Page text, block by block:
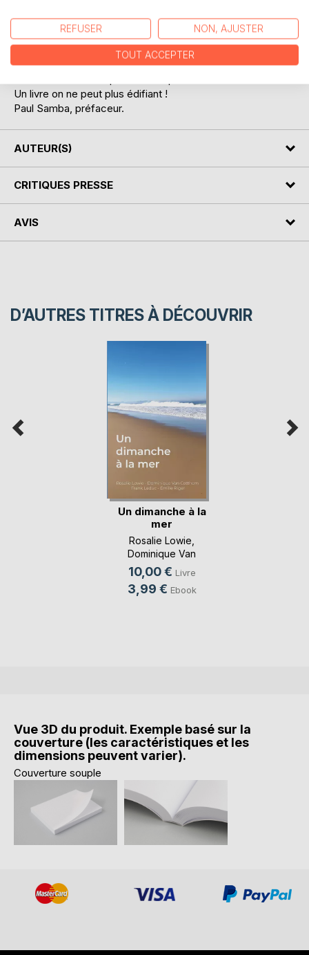
Kabalisa.
A travers l’itinéraire de cet enfant peu gâté et extrêmement
courageux, l’auteur nous amène progressivement à cette
conclusion : vivre dans une société post-génocidaire, c’est
Un livre on ne peut plus édifiant !
Paul Samba, préfaceur.
AUTEUR(S)
CRITIQUES PRESSE
AVIS
D’AUTRES TITRES À DÉCOUVRIR
Un dimanche à la
mer
Rosalie Lowie
Dominique Van
Cotthem
10,00 € Livre
3,99 € Ebook
Vue 3D du produit. Exemple basé sur la
couverture (les caractéristiques et les
dimensions peuvent varier).
Couverture souple
REFUSER NON, AJUSTER
TOUT ACCEPTER